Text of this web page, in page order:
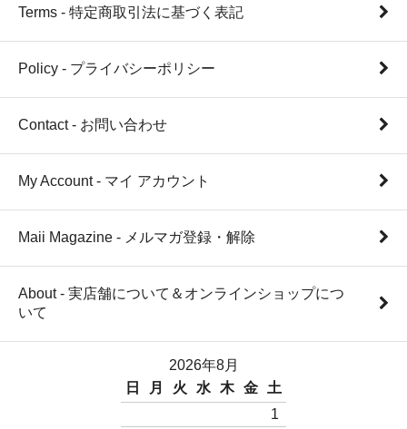
Terms - 特定商取引法に基づく表記
Policy - プライバシーポリシー
Contact - お問い合わせ
My Account - マイ アカウント
Maii Magazine - メルマガ登録・解除
About - 実店舗について＆オンラインショップにつ
いて
2026年8月
日
月 火 水 木 金
土
1